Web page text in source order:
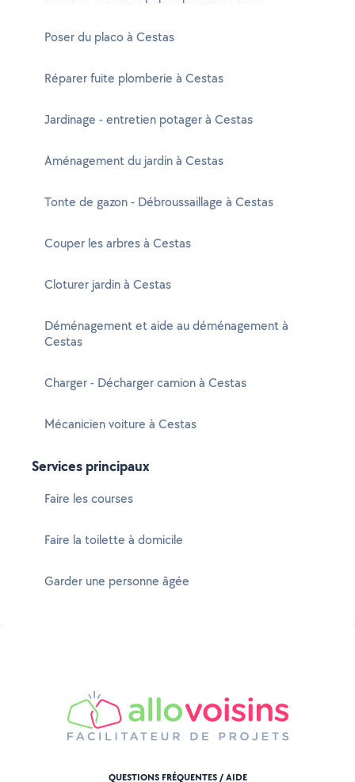
Poser du placo à Cestas
Réparer fuite plomberie à Cestas
Jardinage - entretien potager à Cestas
Aménagement du jardin à Cestas
Tonte de gazon - Débroussaillage à Cestas
Couper les arbres à Cestas
Cloturer jardin à Cestas
Déménagement et aide au déménagement à
Cestas
Charger - Décharger camion à Cestas
Mécanicien voiture à Cestas
Services principaux
Faire les courses
Faire la toilette à domicile
Garder une personne âgée
QUESTIONS FRÉQUENTES / AIDE